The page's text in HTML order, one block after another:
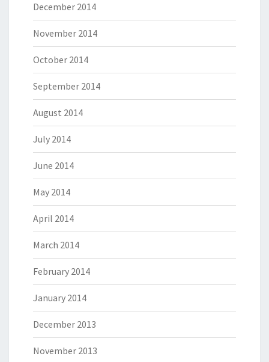
December 2014
November 2014
October 2014
September 2014
August 2014
July 2014
June 2014
May 2014
April 2014
March 2014
February 2014
January 2014
December 2013
November 2013